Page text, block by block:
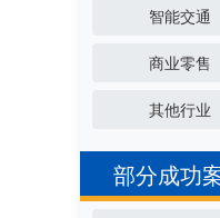
智能交通
商业零售
其他行业
部分成功